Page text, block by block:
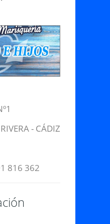
- CÁDIZ
816 362
Contacto